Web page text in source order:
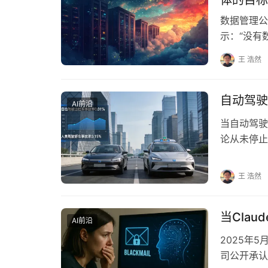
数据管理
示：“没有
模非结构
王 浩然
AI前沿 自动驾
当自动驾
论从未停
王 浩然
AI前沿 当
2025年5
司公开承